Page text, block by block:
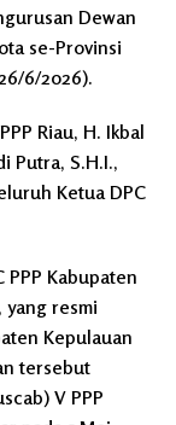
Dewan
se-Provinsi
6/2026).
Riau, H. Ikbal
Putra, S.H.I.,
Ketua DPC
PPP Kabupaten
resmi
Kepulauan
tersebut
V PPP